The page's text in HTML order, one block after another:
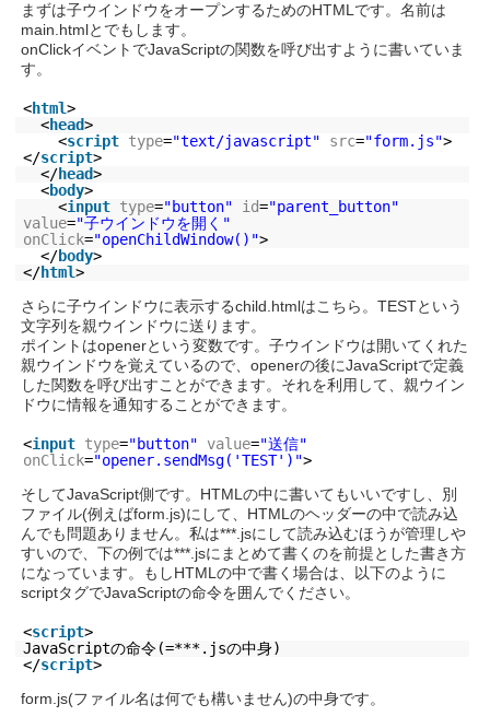
まずは子ウインドウをオープンするためのHTMLです。名前は
main.htmlとでもします。
onClickイベントでJavaScriptの関数を呼び出すように書いていま
す。
<html>
<head>
<script type="text/javascript" src="form.js">
</script>
</head>
<body>
<input type="button" id="parent_button"
value="子ウインドウを開く"
onClick="openChildWindow()">
</body>
</html>
さらに子ウインドウに表示するchild.htmlはこちら。TESTという
文字列を親ウインドウに送ります。
ポイントはopenerという変数です。子ウインドウは開いてくれた
親ウインドウを覚えているので、openerの後にJavaScriptで定義
した関数を呼び出すことができます。それを利用して、親ウイン
ドウに情報を通知することができます。
<input type="button" value="送信"
onClick="opener.sendMsg('TEST')">
そしてJavaScript側です。HTMLの中に書いてもいいですし、別
ファイル(例えばform.js)にして、HTMLのヘッダーの中で読み込
んでも問題ありません。私は***.jsにして読み込むほうが管理しや
すいので、下の例では***.jsにまとめて書くのを前提とした書き方
になっています。もしHTMLの中で書く場合は、以下のように
scriptタグでJavaScriptの命令を囲んでください。
<script>
JavaScriptの命令(=***.jsの中身)
</script>
form.js(ファイル名は何でも構いません)の中身です。